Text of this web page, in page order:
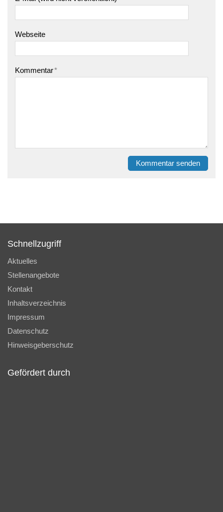
Webseite
Kommentar*
Kommentar senden
Schnellzugriff
Aktuelles
Stellenangebote
Kontakt
Inhaltsverzeichnis
Impressum
Datenschutz
Hinweisgeberschutz
Gefördert durch